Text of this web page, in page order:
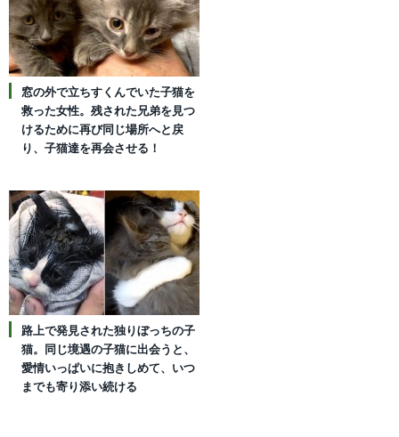
窓の外で立ちすくんでいた子猫を
救った女性。残された兄弟を見つ
けるために再び同じ場所へと戻
り、子猫達を再会させる！
路上で発見された独りぼっちの子
猫。同じ境遇の子猫に出会うと、
愛情いっぱいに抱きしめて、いつ
までも寄り添い続ける